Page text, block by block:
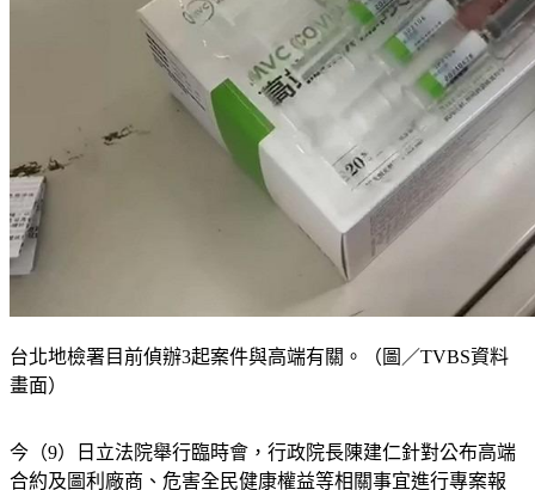
台北地檢署目前偵辦3起案件與高端有關。（圖／TVBS資料
今（9）日立法院舉行臨時會，行政院長陳建仁針對公布高端